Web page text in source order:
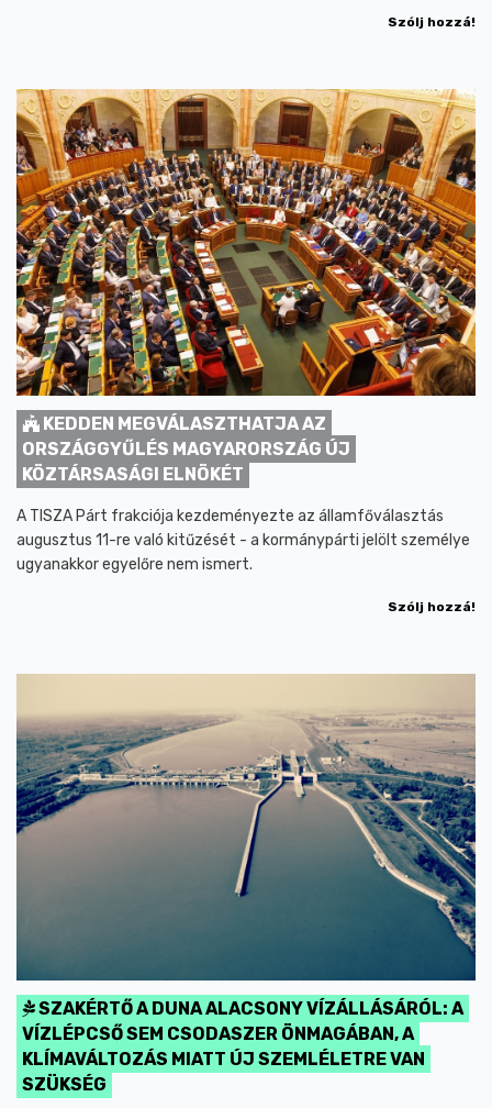
Szólj hozzá!
KEDDEN MEGVÁLASZTHATJA AZ
ORSZÁGGYŰLÉS MAGYARORSZÁG ÚJ
KÖZTÁRSASÁGI ELNÖKÉT
A TISZA Párt frakciója kezdeményezte az államfőválasztás
augusztus 11-re való kitűzését - a kormánypárti jelölt személye
ugyanakkor egyelőre nem ismert.
Szólj hozzá!
SZAKÉRTŐ A DUNA ALACSONY VÍZÁLLÁSÁRÓL: A
VÍZLÉPCSŐ SEM CSODASZER ÖNMAGÁBAN, A
KLÍMAVÁLTOZÁS MIATT ÚJ SZEMLÉLETRE VAN
SZÜKSÉG